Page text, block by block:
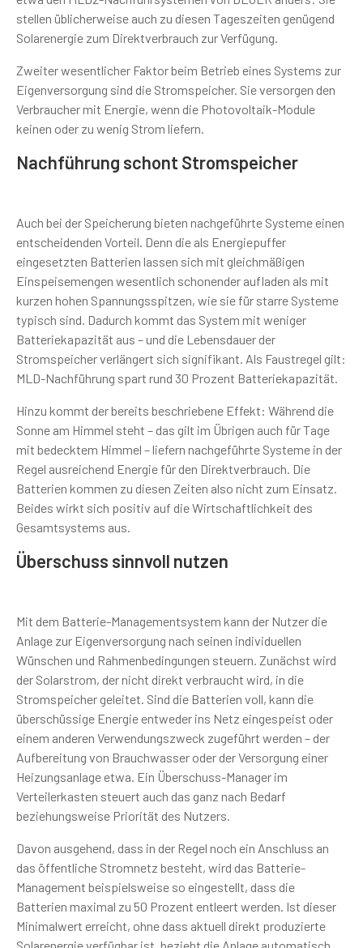
stellen üblicherweise auch zu diesen Tageszeiten genügend
Solarenergie zum Direktverbrauch zur Verfügung.
Zweiter wesentlicher Faktor beim Betrieb eines Systems zur
Eigenversorgung sind die Stromspeicher. Sie versorgen den
Verbraucher mit Energie, wenn die Photovoltaik-Module
keinen oder zu wenig Strom liefern.
Nachführung schont Stromspeicher
Auch bei der Speicherung bieten nachgeführte Systeme einen
entscheidenden Vorteil. Denn die als Energiepuffer
eingesetzten Batterien lassen sich mit gleichmäßigen
Einspeisemengen wesentlich schonender aufladen als mit
kurzen hohen Spannungsspitzen, wie sie für starre Systeme
typisch sind. Dadurch kommt das System mit weniger
Batteriekapazität aus – und die Lebensdauer der
Stromspeicher verlängert sich signifikant. Als Faustregel gilt:
MLD-Nachführung spart rund 30 Prozent Batteriekapazität.
Hinzu kommt der bereits beschriebene Effekt: Während die
Sonne am Himmel steht – das gilt im Übrigen auch für Tage
mit bedecktem Himmel – liefern nachgeführte Systeme in der
Regel ausreichend Energie für den Direktverbrauch. Die
Batterien kommen zu diesen Zeiten also nicht zum Einsatz.
Beides wirkt sich positiv auf die Wirtschaftlichkeit des
Gesamtsystems aus.
Überschuss sinnvoll nutzen
Mit dem Batterie-Managementsystem kann der Nutzer die
Anlage zur Eigenversorgung nach seinen individuellen
Wünschen und Rahmenbedingungen steuern. Zunächst wird
der Solarstrom, der nicht direkt verbraucht wird, in die
Stromspeicher geleitet. Sind die Batterien voll, kann die
überschüssige Energie entweder ins Netz eingespeist oder
einem anderen Verwendungszweck zugeführt werden – der
Aufbereitung von Brauchwasser oder der Versorgung einer
Heizungsanlage etwa. Ein Überschuss-Manager im
Verteilerkasten steuert auch das ganz nach Bedarf
beziehungsweise Priorität des Nutzers.
Davon ausgehend, dass in der Regel noch ein Anschluss an
das öffentliche Stromnetz besteht, wird das Batterie-
Management beispielsweise so eingestellt, dass die
Batterien maximal zu 50 Prozent entleert werden. Ist dieser
Minimalwert erreicht, ohne dass aktuell direkt produzierte